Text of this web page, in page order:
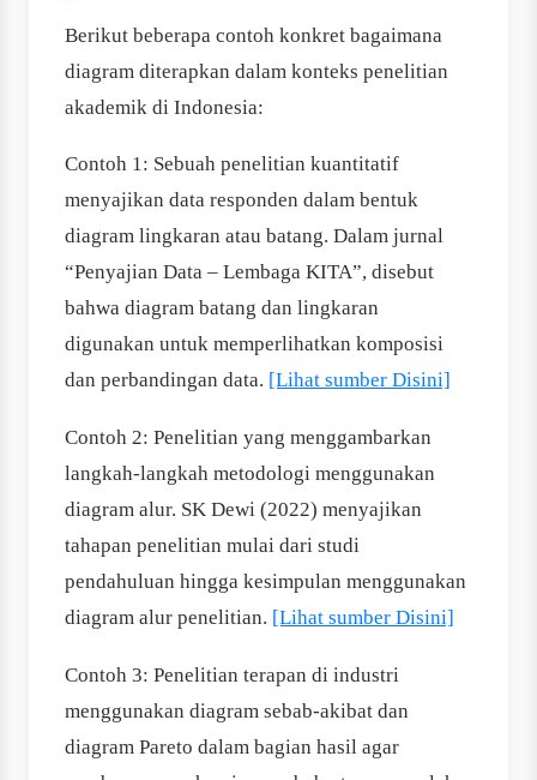
Berikut beberapa contoh konkret bagaimana
diagram diterapkan dalam konteks penelitian
akademik di Indonesia:
Contoh 1: Sebuah penelitian kuantitatif
menyajikan data responden dalam bentuk
diagram lingkaran atau batang. Dalam jurnal
“Penyajian Data – Lembaga KITA”, disebut
bahwa diagram batang dan lingkaran
digunakan untuk memperlihatkan komposisi
dan perbandingan data. [Lihat sumber Disini]
Contoh 2: Penelitian yang menggambarkan
langkah-langkah metodologi menggunakan
diagram alur. SK Dewi (2022) menyajikan
tahapan penelitian mulai dari studi
pendahuluan hingga kesimpulan menggunakan
diagram alur penelitian. [Lihat sumber Disini]
Contoh 3: Penelitian terapan di industri
menggunakan diagram sebab-akibat dan
diagram Pareto dalam bagian hasil agar